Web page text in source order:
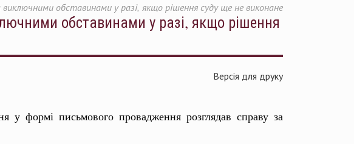
обставинами у разі, якщо рішення суду ще не виконане
обставинами у разі, якщо рішення
Версія для друку
у формі письмового провадження розглядав справу за